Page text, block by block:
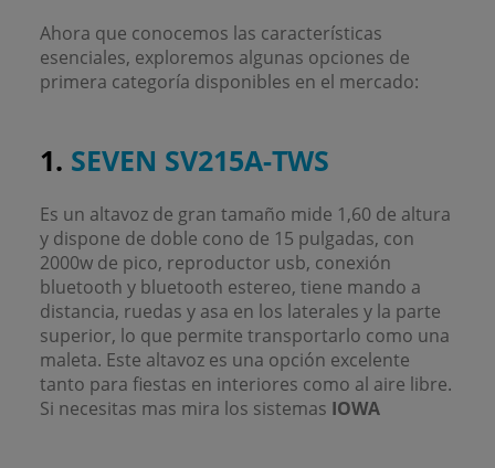
Ahora que conocemos las características
esenciales, exploremos algunas opciones de
primera categoría disponibles en el mercado:
1. SEVEN SV215A-TWS
Es un altavoz de gran tamaño mide 1,60 de altura
y dispone de doble cono de 15 pulgadas, con
2000w de pico, reproductor usb, conexión
bluetooth y bluetooth estereo, tiene mando a
distancia, ruedas y asa en los laterales y la parte
superior, lo que permite transportarlo como una
maleta. Este altavoz es una opción excelente
tanto para fiestas en interiores como al aire libre.
Si necesitas mas mira los sistemas IOWA